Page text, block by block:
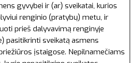
gyvybei ir (ar) sveikatai, kurios
renginio (pratybų) metu, ir
prieš dalyvavimą renginyje
pasitikrinti sveikatą asmens
įstaigose. Nepilnamečiams